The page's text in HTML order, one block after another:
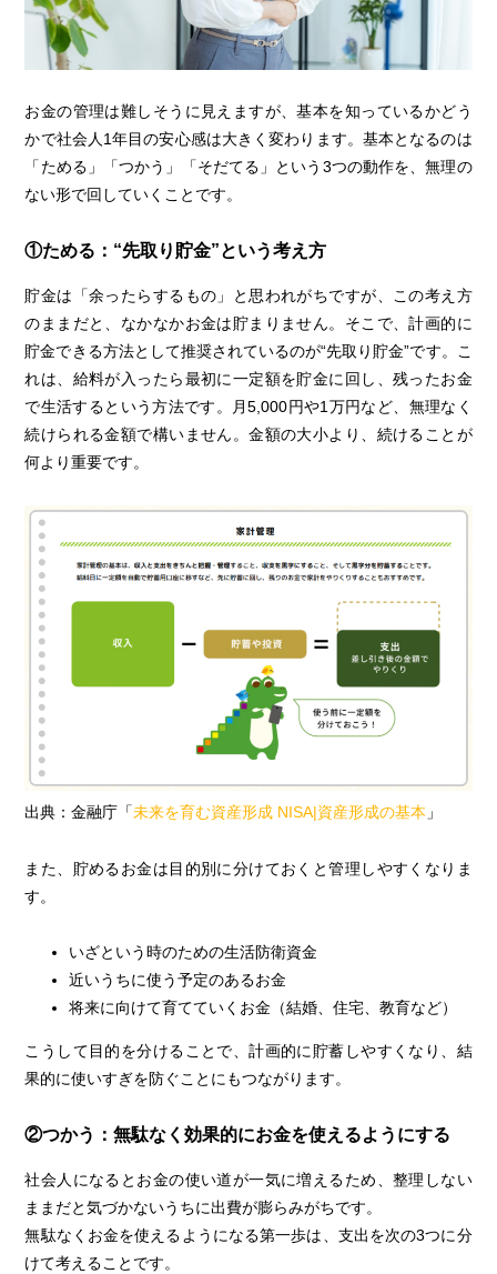
お金の管理は難しそうに見えますが、基本を知っているかどう
かで社会人1年目の安心感は大きく変わります。基本となるのは
「ためる」「つかう」「そだてる」という3つの動作を、無理の
ない形で回していくことです。
①ためる：“先取り貯金”という考え方
貯金は「余ったらするもの」と思われがちですが、この考え方
のままだと、なかなかお金は貯まりません。そこで、計画的に
貯金できる方法として推奨されているのが“先取り貯金”です。こ
れは、給料が入ったら最初に一定額を貯金に回し、残ったお金
で生活するという方法です。月5,000円や1万円など、無理なく
続けられる金額で構いません。金額の大小より、続けることが
何より重要です。
出典：金融庁「未来を育む資産形成 NISA|資産形成の基本 」
また、貯めるお金は目的別に分けておくと管理しやすくなりま
す。
いざという時のための生活防衛資金
近いうちに使う予定のあるお金
将来に向けて育てていくお金（結婚、住宅、教育など）
こうして目的を分けることで、計画的に貯蓄しやすくなり、結
果的に使いすぎを防ぐことにもつながります。
②つかう：無駄なく効果的にお金を使えるようにする
社会人になるとお金の使い道が一気に増えるため、整理しない
ままだと気づかないうちに出費が膨らみがちです。
無駄なくお金を使えるようになる第一歩は、支出を次の3つに分
けて考えることです。